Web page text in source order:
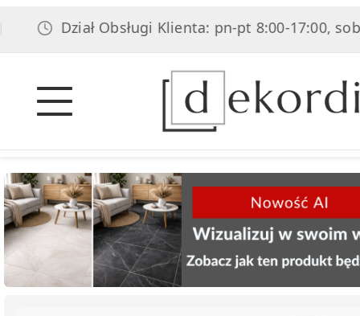
Dział Obsługi Klienta: pn-pt 8:00-17:00, sob 8:00-